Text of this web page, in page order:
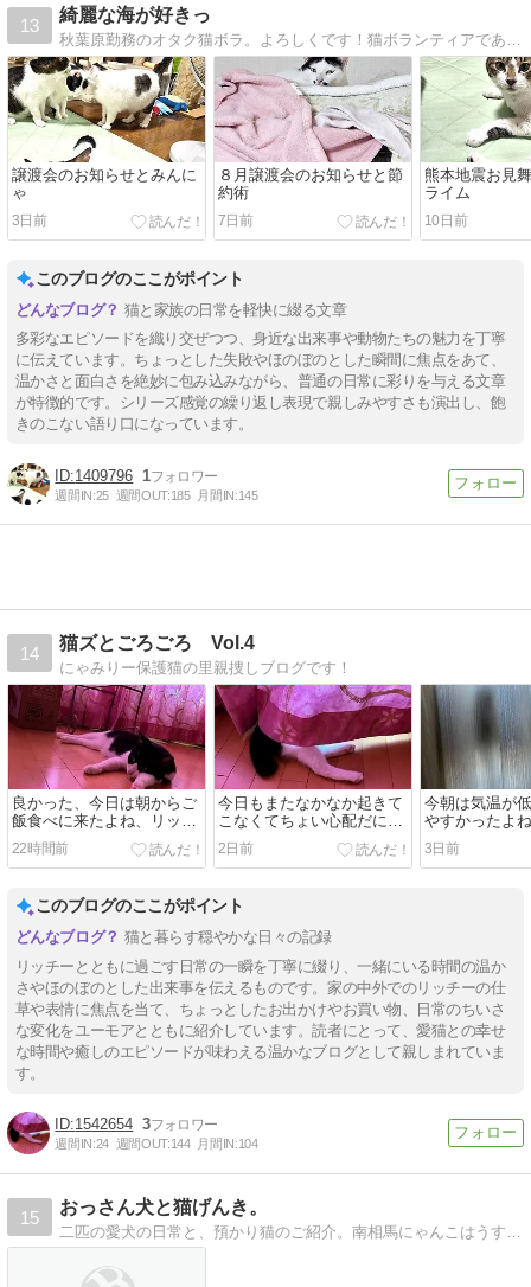
13
綺麗な海が好きっ
譲渡会のお知らせとみんに
ゃ
3日前
８月譲渡会のお知らせと節
約術
7日前
熊本地震お見
ライム
10日前
このブログのここがポイント
猫と家族の日常を軽快に綴る文章
多彩なエピソードを織り交ぜつつ、身近な出来事や動物たちの魅力を丁寧
に伝えています。ちょっとした失敗やほのぼのとした瞬間に焦点をあて、
温かさと面白さを絶妙に包み込みながら、普通の日常に彩りを与える文章
が特徴的です。シリーズ感覚の繰り返し表現で親しみやすさも演出し、飽
きのこない語り口になっています。
1409796 1
週間IN:25 週間OUT:185 月間IN:145
14
猫ズとごろごろ Vol.4
にゃみりー保護猫の里親捜しブログです！
良かった、今日は朝からご
飯食べに来たよね、リッチ
ー！
22時間前
今日もまたなかなか起きて
こなくてちょい心配だにゃ
ー、リッチー？
2日前
今朝は気温が
やすかったよ
ー！
3日前
このブログのここがポイント
猫と暮らす穏やかな日々の記録
リッチーとともに過ごす日常の一瞬を丁寧に綴り、一緒にいる時間の温か
さやほのぼのとした出来事を伝えるものです。家の中外でのリッチーの仕
草や表情に焦点を当て、ちょっとしたお出かけやお買い物、日常のちいさ
な変化をユーモアとともに紹介しています。読者にとって、愛猫との幸せ
な時間や癒しのエピソードが味わえる温かなブログとして親しまれていま
す。
1542654 3
週間IN:24 週間OUT:144 月間IN:104
15
おっさん犬と猫げんき。